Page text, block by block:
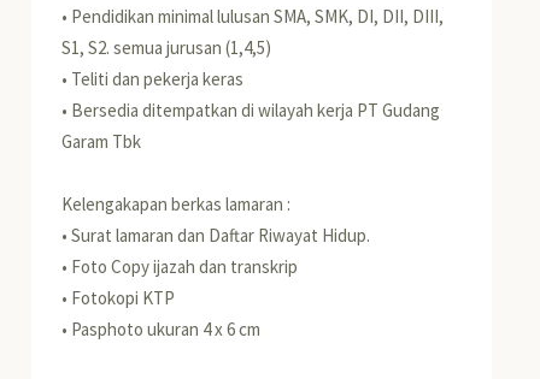
• Pendidikan minimal lulusan SMA, SMK, DI, DII, DIII,
S1, S2. semua jurusan (1,4,5)
• Teliti dan pekerja keras
• Bersedia ditempatkan di wilayah kerja PT Gudang
Garam Tbk
Kelengakapan berkas lamaran :
• Surat lamaran dan Daftar Riwayat Hidup.
• Foto Copy ijazah dan transkrip
• Fotokopi KTP
• Pasphoto ukuran 4 x 6 cm